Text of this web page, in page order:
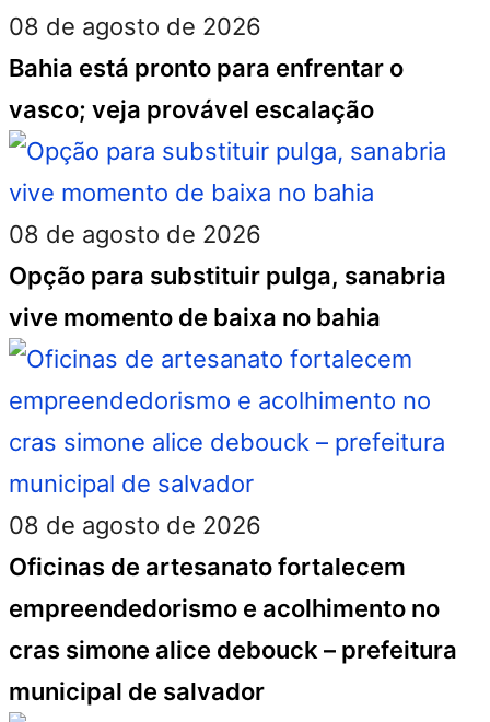
08 de agosto de 2026
Bahia está pronto para enfrentar o
vasco; veja provável escalação
08 de agosto de 2026
Opção para substituir pulga, sanabria
vive momento de baixa no bahia
08 de agosto de 2026
Oficinas de artesanato fortalecem
empreendedorismo e acolhimento no
cras simone alice debouck – prefeitura
municipal de salvador